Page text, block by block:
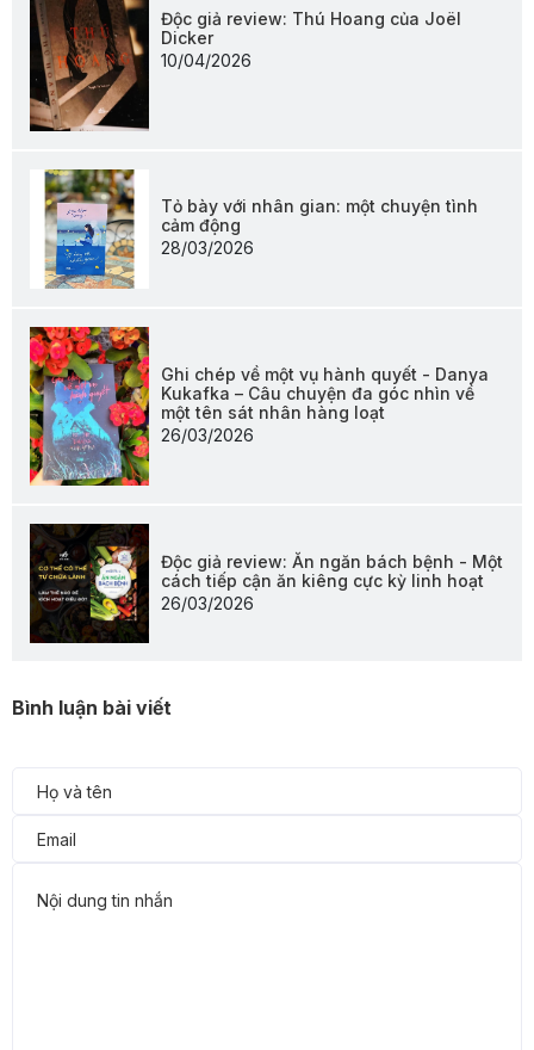
Độc giả review: Thú Hoang của Joël
Dicker
10/04/2026
Tỏ bày với nhân gian: một chuyện tình
cảm động
28/03/2026
Ghi chép về một vụ hành quyết - Danya
Kukafka – Câu chuyện đa góc nhìn về
một tên sát nhân hàng loạt
26/03/2026
Độc giả review: Ăn ngăn bách bệnh - Một
cách tiếp cận ăn kiêng cực kỳ linh hoạt
26/03/2026
Bình luận bài viết